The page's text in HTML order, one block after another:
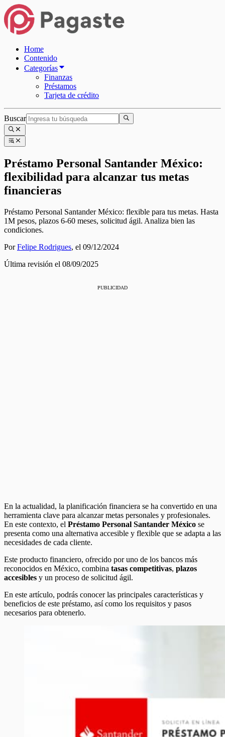
Home
Contenido
Categorías
Finanzas
Préstamos
Tarjeta de crédito
Buscar
Préstamo Personal Santander México:
flexibilidad para alcanzar tus metas
financieras
Préstamo Personal Santander México: flexible para tus metas. Hasta
1M pesos, plazos 6-60 meses, solicitud ágil. Analiza bien las
condiciones.
PorFelipe Rodrigues, el 09/12/2024
Última revisión el 08/09/2025
PUBLICIDAD
En la actualidad, la planificación financiera se ha convertido en una
herramienta clave para alcanzar metas personales y profesionales.
En este contexto, el Préstamo Personal Santander México se
presenta como una alternativa accesible y flexible que se adapta a las
necesidades de cada cliente.
Este producto financiero, ofrecido por uno de los bancos más
reconocidos en México, combina tasas competitivas, plazos
accesibles y un proceso de solicitud ágil.
En este artículo, podrás conocer las principales características y
beneficios de este préstamo, así como los requisitos y pasos
necesarios para obtenerlo.